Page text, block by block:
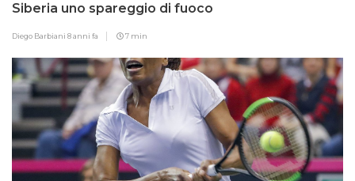
Siberia uno spareggio di fuoco
Diego Barbiani 8 anni fa 7 min